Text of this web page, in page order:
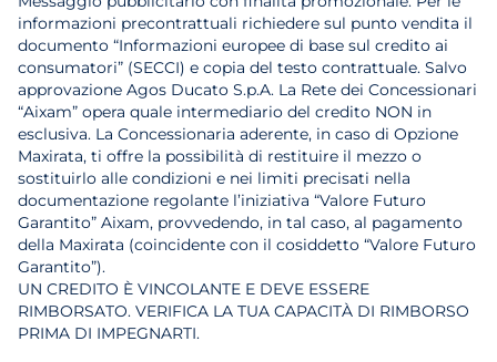
informazioni precontrattuali richiedere sul punto vendita il
documento “Informazioni europee di base sul credito ai
consumatori” (SECCI) e copia del testo contrattuale. Salvo
approvazione Agos Ducato S.p.A. La Rete dei Concessionari
“Aixam” opera quale intermediario del credito NON in
esclusiva. La Concessionaria aderente, in caso di Opzione
Maxirata, ti offre la possibilità di restituire il mezzo o
sostituirlo alle condizioni e nei limiti precisati nella
documentazione regolante l’iniziativa “Valore Futuro
Garantito” Aixam, provvedendo, in tal caso, al pagamento
della Maxirata (coincidente con il cosiddetto “Valore Futuro
Garantito”).
UN CREDITO È VINCOLANTE E DEVE ESSERE
RIMBORSATO. VERIFICA LA TUA CAPACITÀ DI RIMBORSO
PRIMA DI IMPEGNARTI.